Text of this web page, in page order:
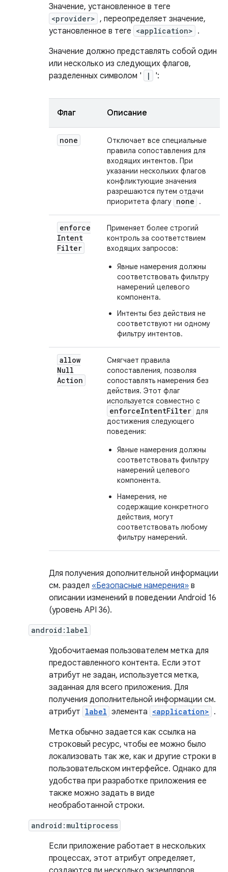
Значение, установленное в теге
<provider> , переопределяет значение,
установленное в теге <application> .
Значение должно представлять собой один
или несколько из следующих флагов,
разделенных символом '
| ':
Флаг Описание
none
Отключает все специальные
правила сопоставления для
входящих интентов. При
указании нескольких флагов
конфликтующие значения
разрешаются путем отдачи
приоритета флагу none .
enforce
Intent
Filter
Применяет более строгий
контроль за соответствием
входящих запросов:
Явные намерения должны
соответствовать фильтру
намерений целевого
компонента.
Интенты без действия не
соответствуют ни одному
фильтру интентов.
allow
Null
Action
Смягчает правила
сопоставления, позволяя
сопоставлять намерения без
действия. Этот флаг
используется совместно с
enforceIntentFilter для
достижения следующего
поведения:
Явные намерения должны
соответствовать фильтру
намерений целевого
компонента.
Намерения, не
содержащие конкретного
действия, могут
соответствовать любому
фильтру намерений.
Для получения дополнительной информации
см. раздел «Безопасные намерения» в
описании изменений в поведении Android 16
(уровень API 36).
android:label
Удобочитаемая пользователем метка для
предоставленного контента. Если этот
атрибут не задан, используется метка,
заданная для всего приложения. Для
получения дополнительной информации см.
атрибут label элемента <application> .
Метка обычно задается как ссылка на
строковый ресурс, чтобы ее можно было
локализовать так же, как и другие строки в
пользовательском интерфейсе. Однако для
удобства при разработке приложения ее
также можно задать в виде
необработанной строки.
android:multiprocess
Если приложение работает в нескольких
процессах, этот атрибут определяет,